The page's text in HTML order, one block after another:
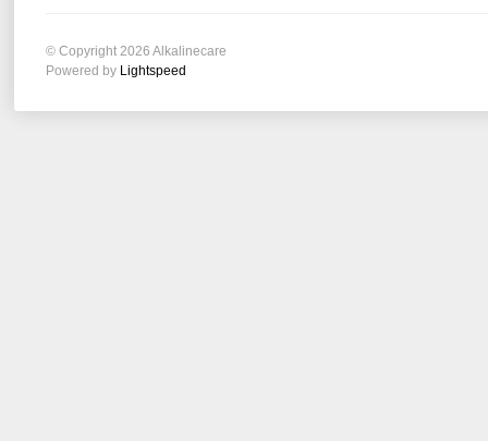
© Copyright 2026 Alkalinecare
Powered by Lightspeed